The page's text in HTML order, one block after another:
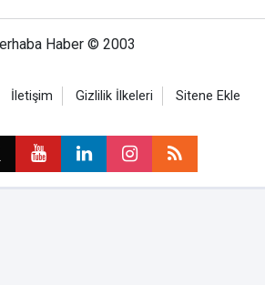
Haber © 2003
İletişim Gizlilik İlkeleri Sitene Ekle